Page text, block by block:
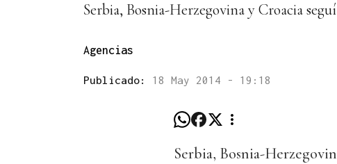
Serbia, Bosnia-Herzegovina y Croacia
Agencias
Publicado: 18 May 2014 - 19:18
Serbia, Bosnia-